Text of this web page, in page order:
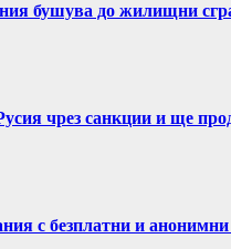
бушува до жилищни
чрез санкции и ще
с безплатни и анонимни